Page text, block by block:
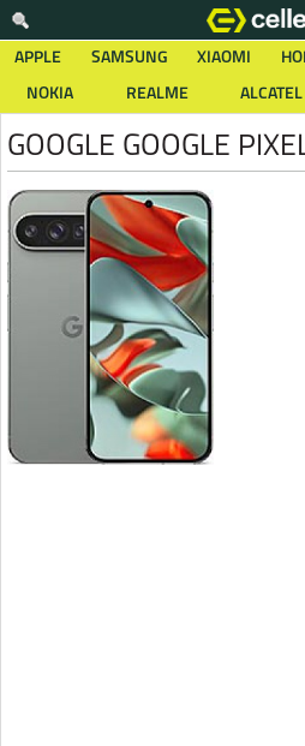
APPLE SAMSUNG XIAOMI
NOKIA
REALME ALCATEL
GOOGLE GOOGLE